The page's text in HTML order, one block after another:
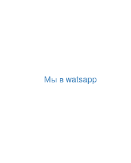
Мы в watsapp